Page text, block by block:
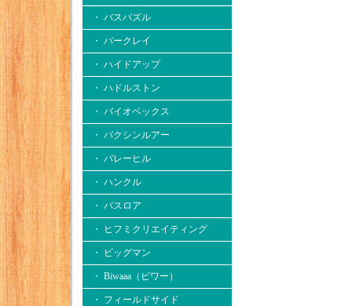
・ バスパズル
・ バークレイ
・ ハイドアップ
・ ハドルストン
・ バイオベックス
・ バクシンルアー
・ バレーヒル
・ ハンクル
・ バスロア
・ ヒフミクリエイティング
・ ビッグマン
・ Biwaaa（ビワー）
・ フィールドサイド